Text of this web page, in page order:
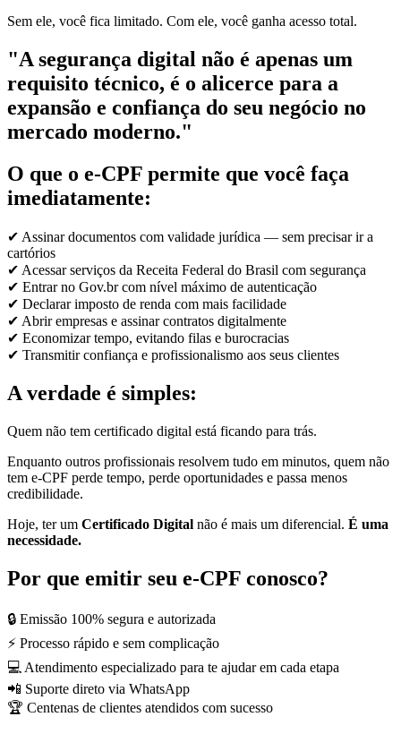
Sem ele, você fica limitado. Com ele, você ganha acesso total.
"A segurança digital não é apenas um
requisito técnico, é o alicerce para a
expansão e confiança do seu negócio no
mercado moderno."
O que o e-CPF permite que você faça
imediatamente:
✔ Assinar documentos com validade jurídica — sem precisar ir a
cartórios
✔ Acessar serviços da Receita Federal do Brasil com segurança
✔ Entrar no Gov.br com nível máximo de autenticação
✔ Declarar imposto de renda com mais facilidade
✔ Abrir empresas e assinar contratos digitalmente
✔ Economizar tempo, evitando filas e burocracias
✔ Transmitir confiança e profissionalismo aos seus clientes
A verdade é simples:
Quem não tem certificado digital está ficando para trás.
Enquanto outros profissionais resolvem tudo em minutos, quem não
tem e-CPF perde tempo, perde oportunidades e passa menos
credibilidade.
Hoje, ter um Certificado Digital não é mais um diferencial. É uma
necessidade.
Por que emitir seu e-CPF conosco?
🔒 Emissão 100% segura e autorizada
⚡ Processo rápido e sem complicação
💻 Atendimento especializado para te ajudar em cada etapa
📲 Suporte direto via WhatsApp
🏆 Centenas de clientes atendidos com sucesso